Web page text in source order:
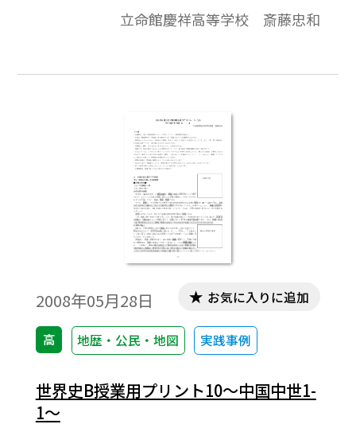
「しっかり」学びうるよう内容の充実をは
のを配して、興味関心を喚起することに努
立命館慶祥高等学校 斎藤忠和
2008年05月28日
高 地歴・公民・地図 実践事例
お気に入りに追加
世界史B授業用プリント10～中国中世1-
1～